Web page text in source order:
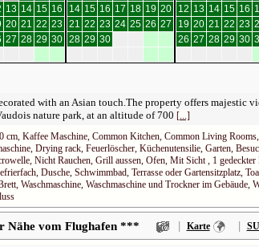
13 14 15 16
20 21 22 23
27 28 29 30
14 15 16 17 18 19 20
21 22 23 24 25 26 27
28 29 30
12 13 14 15 16
19 20 21 22 23
26 27 28 29 30
with an Asian touch.The property offers majestic
nature park, at an altitude of 700 [...]
cm, Kaffee Maschine, Common Kitchen, Common Living
Drying rack, Feuerlöscher, Küchenutensilie, Garten,
Nicht Rauchen, Grill aussen, Ofen, Mit Sicht , 1 gedeckter
Dusche, Schwimmbad, Terrasse oder Gartensitzplatz,
Waschmaschine, Waschmaschine und Trockner im Gebäude,
Nähe vom Flughafen *** | Karte |